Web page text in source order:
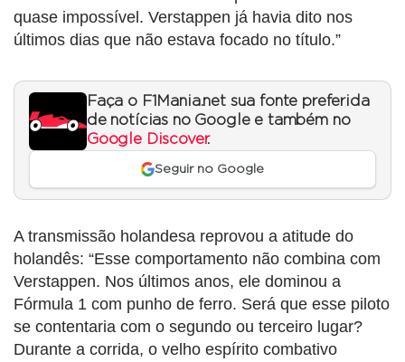
quase impossível. Verstappen já havia dito nos
últimos dias que não estava focado no título.”
Faça o F1Mania.net sua fonte preferida
de notícias no Google e também no
Google Discover.
Seguir no Google
A transmissão holandesa reprovou a atitude do
holandês: “Esse comportamento não combina com
Verstappen. Nos últimos anos, ele dominou a
Fórmula 1 com punho de ferro. Será que esse piloto
se contentaria com o segundo ou terceiro lugar?
Durante a corrida, o velho espírito combativo